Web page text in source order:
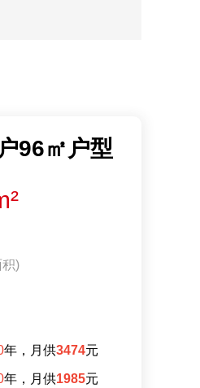
96㎡户型
)
年，月供3474元
年，月供1985元